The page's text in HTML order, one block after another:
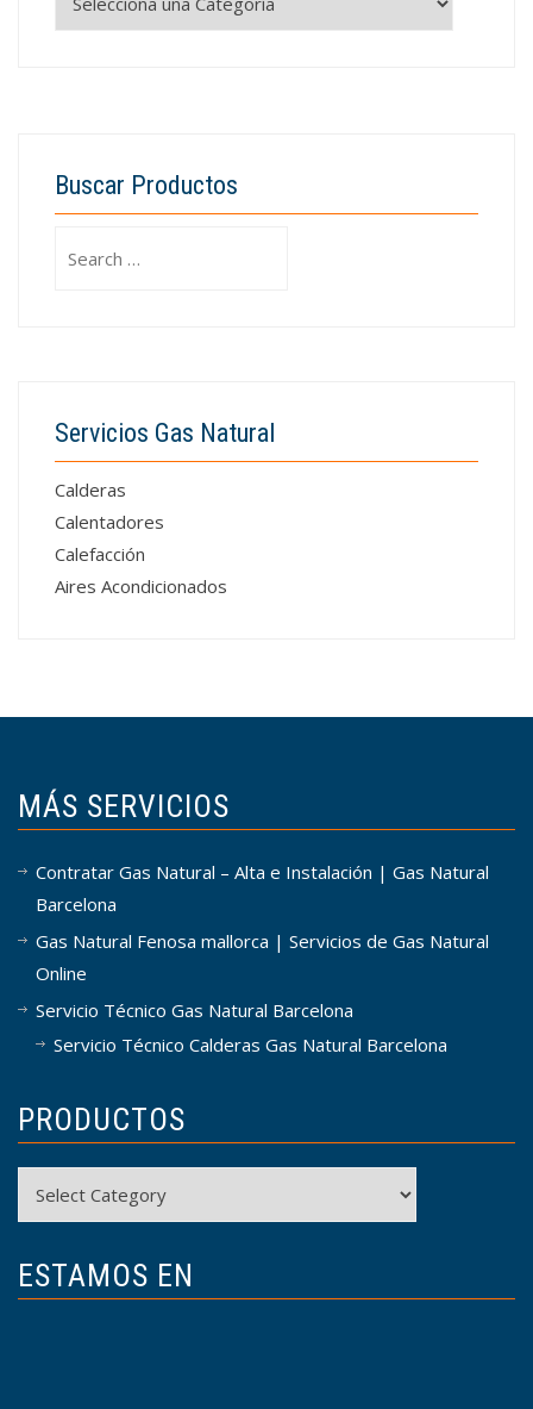
Buscar Productos
for:
Servicios Gas Natural
Calderas
Calentadores
Calefacción
Aires Acondicionados
MÁS SERVICIOS
Contratar Gas Natural – Alta e Instalación | Gas Natural
Barcelona
Gas Natural Fenosa mallorca | Servicios de Gas Natural
Online
Servicio Técnico Gas Natural Barcelona
Servicio Técnico Calderas Gas Natural Barcelona
PRODUCTOS
ESTAMOS EN